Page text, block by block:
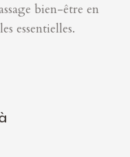
bien-être en
essentielles.